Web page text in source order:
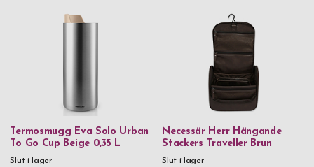
Termosmugg Eva Solo Urban
To Go Cup Beige 0,35 L
Slut i lager
Necessär Herr Hängande
Stackers Traveller Brun
Slut i lager